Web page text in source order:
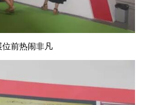
位前热闹非凡